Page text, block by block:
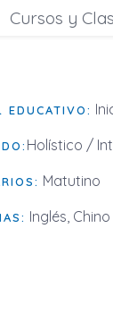
Cursos y
EDUCATIVO:
Holístico /
Matutino
Inglés, Chino